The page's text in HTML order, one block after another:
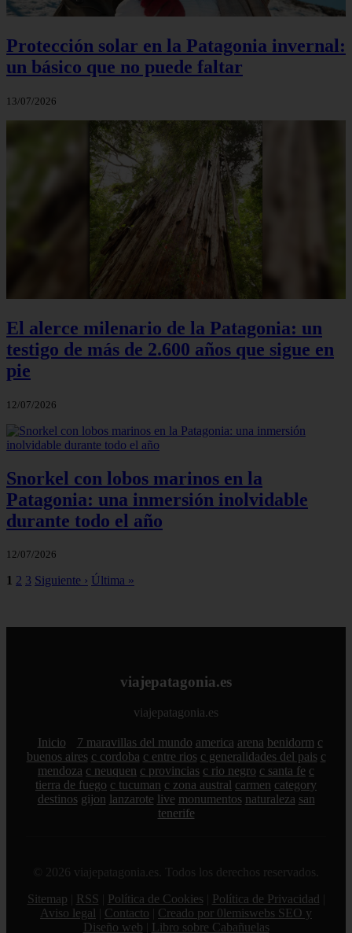
Protección solar en la Patagonia invernal:
un básico que no puede faltar
13/07/2026
El alerce milenario de la Patagonia: un
testigo de más de 2.600 años que sigue en
pie
12/07/2026
Snorkel con lobos marinos en la
Patagonia: una inmersión inolvidable
durante todo el año
12/07/2026
1 2 3 Siguiente › Última »
viajepatagonia.es
viajepatagonia.es
Inicio 7 maravillas del mundo america arena benidorm c
buenos aires c cordoba c entre rios c generalidades del pais c
mendoza c neuquen c provincias c rio negro c santa fe c
tierra de fuego c tucuman c zona austral carmen category
destinos gijon lanzarote live monumentos naturaleza san
tenerife
© 2026 viajepatagonia.es. Todos los derechos reservados.
Sitemap
RSS Política de Cookies Política de Privacidad
Aviso legal
Contacto
Creado por 0lemiswebs SEO y
Diseño web
Libro sobre Cabañuelas